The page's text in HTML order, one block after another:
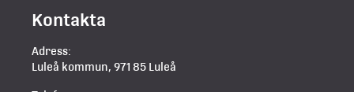
Kontakta
Adress:
Luleå kommun, 971 85 Luleå